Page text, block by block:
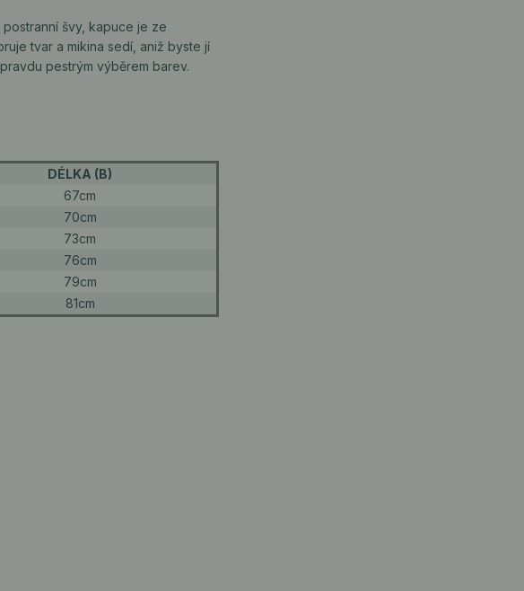
švy, kapuce je ze
tvar a mikina sedí, aniž byste jí
pestrým výběrem barev.
DÉLKA (B)
67cm
70cm
73cm
76cm
79cm
81cm